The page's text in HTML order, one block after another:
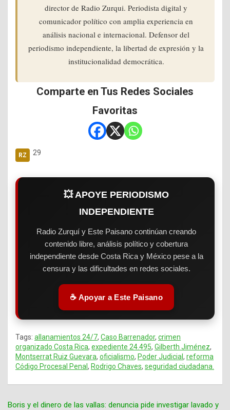
director de Radio Zurqui. Periodista digital y
comunicador político con amplia experiencia en
análisis nacional e internacional. Defensor del
periodismo independiente, la libertad de expresión y la
institucionalidad democrática.
Comparte en Tus Redes Sociales
Favoritas
29
💥 APOYE PERIODISMO
INDEPENDIENTE
Radio Zurquí y Este Paisano continúan creando
contenido libre, análisis político y cobertura
independiente desde Costa Rica y México pese a la
censura y las dificultades en redes sociales.
☕ Apoyar a Este Paisano
Tags: allanamientos 24/7, Caso Barrenador, crimen
organizado Costa Rica, expediente 24.495, Gilberth Jiménez,
Montserrat Ruiz Guevara, oficialismo, Poder Judicial , reforma
Código Procesal Penal , Rodrigo Chaves, seguridad ciudadana.
Boris y el dinero de las vallas: denuncia pide investigar lavado y